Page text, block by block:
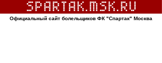
Официальный сайт болельщиков ФК "Спартак" Москва